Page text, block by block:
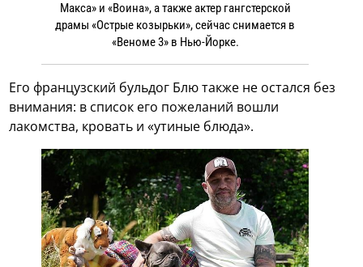
Макса» и «Воина», а также актер гангстерской
драмы «Острые козырьки», сейчас снимается в
«Веноме 3» в Нью-Йорке.
Его французский бульдог Блю также не остался без
внимания: в список его пожеланий вошли
лакомства, кровать и «утиные блюда».